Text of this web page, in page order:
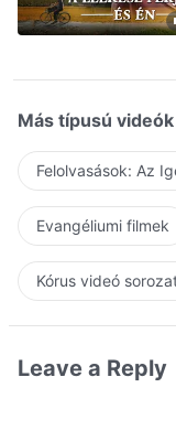
Más típusú videók
Felolvasások: Az
Evangéliumi filmek
Kórus videó
Leave a Reply